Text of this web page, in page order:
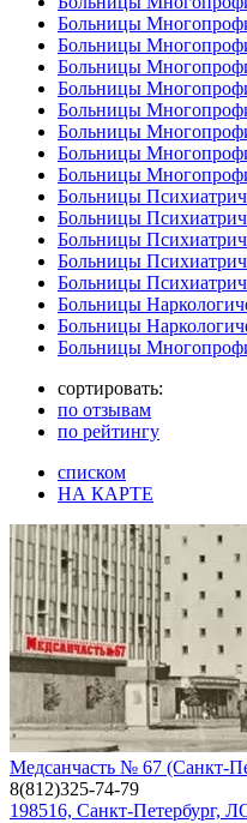
Больницы
Больницы
Больницы
Больницы
Больницы
Больницы
Больницы
Больницы
Больницы
Больницы
Больницы
Больницы
Больницы
Больницы
Больницы
Больницы
сортировать:
по отзывам
по рейтингу
списком
НА КАРТЕ
Медсанчасть № 67 (Санкт-
8(812)325-74-79
198516, Санкт-Петербург,